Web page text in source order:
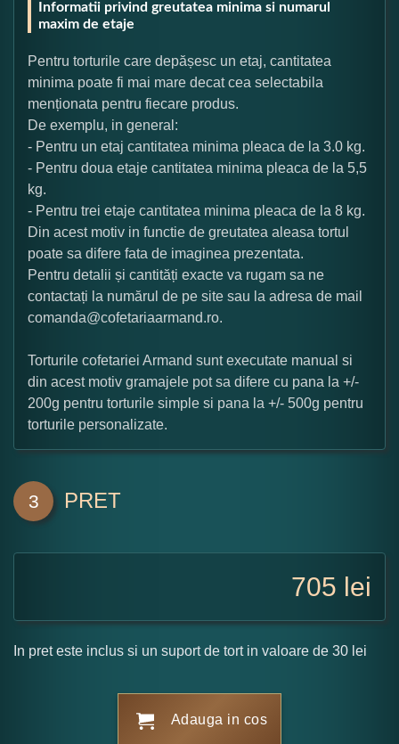
Informatii privind greutatea minima si numarul
maxim de etaje
Pentru torturile care depășesc un etaj, cantitatea
minima poate fi mai mare decat cea selectabila
menționata pentru fiecare produs.
De exemplu, in general:
- Pentru un etaj cantitatea minima pleaca de la 3.0 kg.
- Pentru doua etaje cantitatea minima pleaca de la 5,5
kg.
- Pentru trei etaje cantitatea minima pleaca de la 8 kg.
Din acest motiv in functie de greutatea aleasa tortul
poate sa difere fata de imaginea prezentata.
Pentru detalii și cantități exacte va rugam sa ne
contactați la numărul de pe site sau la adresa de mail
comanda@cofetariaarmand.ro.
Torturile cofetariei Armand sunt executate manual si
din acest motiv gramajele pot sa difere cu pana la +/-
200g pentru torturile simple si pana la +/- 500g pentru
torturile personalizate.
3 PRET
705 lei
In pret este inclus si un suport de tort in valoare de 30 lei
Adauga in cos